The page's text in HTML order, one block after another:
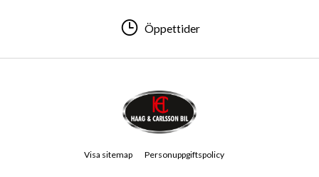
Öppettider
Visa sitemap Personuppgiftspolicy